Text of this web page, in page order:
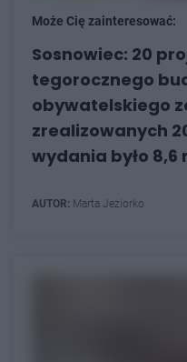
Może Cię zainteresować:
Sosnowiec: 20
tegorocznego
obywatelskiego
zrealizowanych
wydania było 8,6
AUTOR: Marta Jeziorko